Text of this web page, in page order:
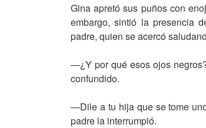
Gina apretó sus puños con
embargo, sintió la presencia
padre, quien se acercó
—¿Y por qué esos ojos
confundido.
—Dile a tu hija que se tome
padre la interrumpió.